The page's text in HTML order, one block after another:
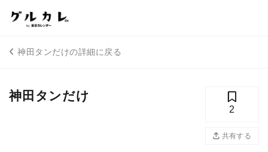
神田タンだけの詳細に戻る
神田タンだけ
2
共有する